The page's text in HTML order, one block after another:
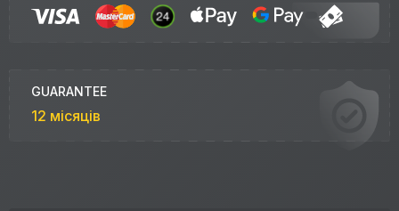
GUARANTEE
12 місяців